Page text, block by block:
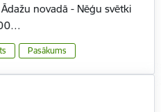
novadā - Nēģu svētki
Pasākums